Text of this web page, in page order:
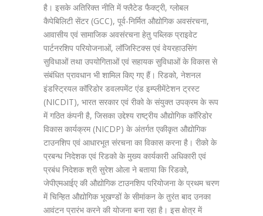
है। इसके अतिरिक्त नीति में फ्लैटेड फैक्ट्री, ग्लोबल
कैपेबिलिटी सेंटर (GCC), पूर्व-निर्मित औद्योगिक अवसंरचना,
आवासीय एवं सामाजिक अवसंरचना हेतु पब्लिक प्राइवेट
पार्टनरशिप परियोजनाओं, लॉजिस्टिक्स एवं वेयरहाउसिंग
सुविधाओं तथा उपयोगिताओं एवं सहायक सुविधाओं के विकास से
संबंधित प्रावधान भी शामिल किए गए हैं। रिडको, नेशनल
इंडस्ट्रियल कॉरिडोर डवलपमेंट एंड इम्प्लीमेंटेशन ट्रस्ट
(NICDIT), भारत सरकार एवं रीको के संयुक्त उपक्रम के रूप
में गठित कंपनी है, जिसका उद्देश्य राष्ट्रीय औद्योगिक कॉरिडोर
विकास कार्यक्रम (NICDP) के अंतर्गत एकीकृत औद्योगिक
टाउनशिप एवं आधारभूत संरचना का विकास करना है। रीको के
प्रबन्ध निदेशक एवं रिडको के मुख्य कार्यकारी अधिकारी एवं
प्रबंध निदेशक श्री सुरेश ओला ने बताया कि रिडको,
जेपीएमआईए की औद्योगिक टाउनशिप परियोजना के प्रथम चरण
में चिन्हित औद्योगिक भूखण्डों के सीमांकन के तुरंत बाद उनका
आवंटन प्रारंभ करने की योजना बना रहा है। इस क्षेत्र में